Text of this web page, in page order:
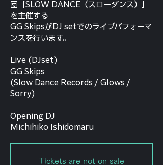
団「SLOW DANCE（スローダンス）」
を主催する
GG SkipsがDJ setでのライブパフォーマ
ンスを行います。
Live (DJset)
GG Skips
(Slow Dance Records / Glows /
Sorry)
Opening DJ
Michihiko Ishidomaru
Tickets are not on sale